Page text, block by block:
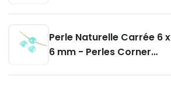
Perle Naturelle Carrée 6 x
6 mm - Perles Corner